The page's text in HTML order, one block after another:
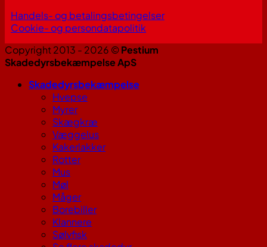
Handels- og betalingsbetingelser
Cookie- og persondatapolitik
Copyright 2013 - 2026 ©Pestium
Skadedyrsbekæmpelse ApS
Skadedyrsbekæmpelse
Hvepse
Myrer
Skægkræ
Væggelus
Kakerlakker
Rotter
Mus
Møl
Måger
Borebiller
Klannere
Sølvfisk